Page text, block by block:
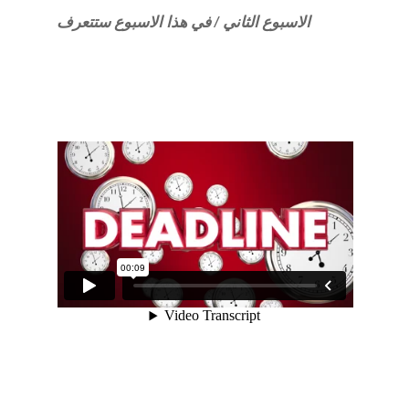
الاسبوع الثاني / في هذا الاسبوع ستتعرف